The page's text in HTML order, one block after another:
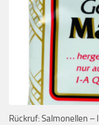
Rückruf: Salmonellen –